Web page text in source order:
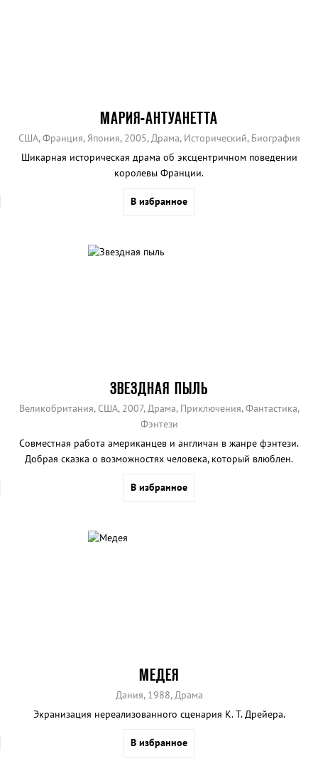
МАРИЯ-АНТУАНЕТТА
США, Франция, Япония, 2005, Драма, Исторический, Биография
Шикарная историческая драма об эксцентричном поведении
королевы Франции.
В избранное
ЗВЕЗДНАЯ ПЫЛЬ
Великобритания, США, 2007, Драма, Приключения, Фантастика,
Фэнтези
Совместная работа американцев и англичан в жанре фэнтези.
Добрая сказка о возможностях человека, который влюблен.
В избранное
МЕДЕЯ
Дания, 1988, Драма
Экранизация нереализованного сценария К. Т. Дрейера.
В избранное